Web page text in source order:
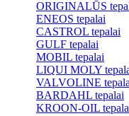
ORIGINALŪS
ENEOS tepalai
CASTROL tepalai
GULF tepalai
MOBIL tepalai
LIQUI MOLY
VALVOLINE
BARDAHL tepalai
KROON-OIL